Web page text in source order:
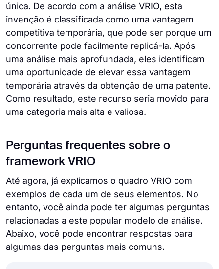
única. De acordo com a análise VRIO, esta
invenção é classificada como uma vantagem
competitiva temporária, que pode ser porque um
concorrente pode facilmente replicá-la. Após
uma análise mais aprofundada, eles identificam
uma oportunidade de elevar essa vantagem
temporária através da obtenção de uma patente.
Como resultado, este recurso seria movido para
uma categoria mais alta e valiosa.
Perguntas frequentes sobre o
framework VRIO
Até agora, já explicamos o quadro VRIO com
exemplos de cada um de seus elementos. No
entanto, você ainda pode ter algumas perguntas
relacionadas a este popular modelo de análise.
Abaixo, você pode encontrar respostas para
algumas das perguntas mais comuns.